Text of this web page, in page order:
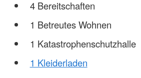
4 Bereitschaften
1 Betreutes Wohnen
1 Katastrophenschutzhalle
1 Kleiderladen